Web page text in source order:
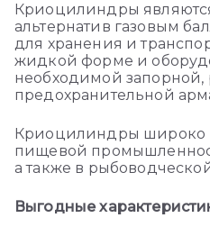
Криоцилиндры
альтернатив газовым
для хранения и
жидкой форме и
необходимой
предохранительной
Криоцилиндры широко
пищевой
а также в
Выгодные